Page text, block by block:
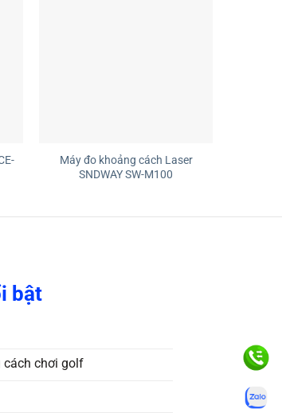
Máy đo khoảng cách Laser
SNDWAY SW-M100
bật
cách chơi golf